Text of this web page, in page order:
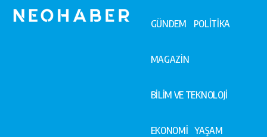
GÜNDEM POLİTİKA
MAGAZİN
BİLİM VE TEKNOLOJİ
EKONOMİ YAŞAM